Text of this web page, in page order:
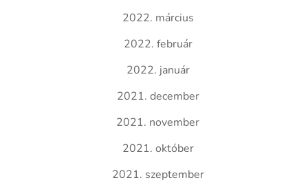
2022. március
2022. február
2022. január
2021. december
2021. november
2021. október
2021. szeptember